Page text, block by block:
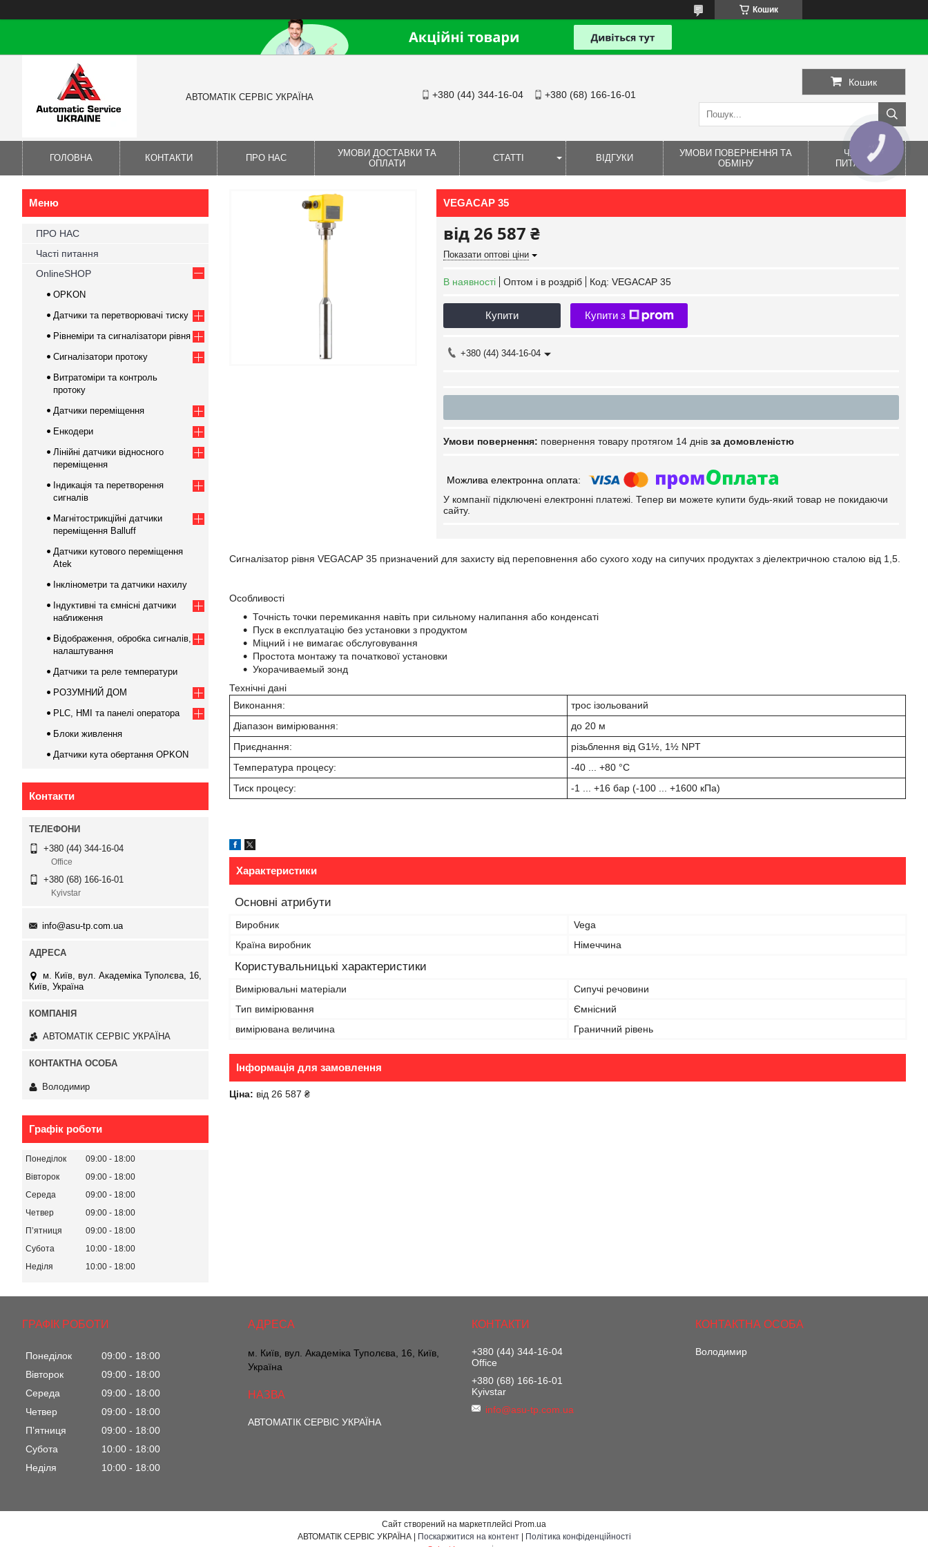
Кошик
АВТОМАТІК СЕРВІС УКРАЇНА +380 (44) 344-16-04 +380 (68) 166-16-01
Кошик
ГОЛОВНА КОНТАКТИ ПРО НАС
УМОВИ ДОСТАВКИ ТА
ОПЛАТИ
СТАТТІ ВІДГУКИ
УМОВИ ПОВЕРНЕННЯ ТА
ОБМІНУ
ЧАСТІ
ПИТАННЯ
VEGACAP 35
від 26 587 ₴
Показати оптові ціни
В наявності Оптом і в роздріб Код: VEGACAP 35
Купити Купити з
+380 (44) 344-16-04
повернення товару протягом 14 днів за домовленістю
У компанії підключені електронні платежі. Тепер ви можете купити будь-який товар не покидаючи
сайту.
Сигналізатор рівня VEGACAP 35 призначений для захисту від переповнення або сухого ходу на сипучих продуктах з діелектричною сталою від 1,5.
Особливості
Точність точки перемикання навіть при сильному налипання або конденсаті
Пуск в експлуатацію без установки з продуктом
Міцний і не вимагає обслуговування
Простота монтажу та початкової установки
Укорачиваемый зонд
Технічні дані
Виконання:
трос ізольований
Діапазон вимірювання:
до 20 м
Приєднання:
різьблення від G1½, 1½ NPT
Температура процесу:
-40 ... +80 °С
Тиск процесу:
-1 ... +16 бар (-100 ... +1600 кПа)
Характеристики
Основні атрибути
Виробник
Vega
Країна виробник
Німеччина
Користувальницькі характеристики
Вимірювальні матеріали
Сипучі речовини
Тип вимірювання
Ємнісний
вимірювана величина
Граничний рівень
Інформація для замовлення
Ціна: від 26 587 ₴
ПРО НАС
Часті питання
OnlineSHOP
OPKON
Датчики та перетворювачі тиску
Рівнеміри та сигналізатори рівня
Сигналізатори протоку
Витратоміри та контроль
протоку
Датчики переміщення
Енкодери
Лінійні датчики відносного
переміщення
Індикація та перетворення
сигналів
Магнітострикційні датчики
переміщення Balluff
Датчики кутового переміщення
Atek
Інклінометри та датчики нахилу
Індуктивні та ємнісні датчики
наближення
Відображення, обробка сигналів,
налаштування
Датчики та реле температури
РОЗУМНИЙ ДОМ
PLC, HMI та панелі оператора
Блоки живлення
Датчики кута обертання OPKON
Контакти
+380 (44) 344-16-04
Office
+380 (68) 166-16-01
Kyivstar
info@asu-tp.com.ua
м. Київ, вул. Академіка Туполєва, 16,
Київ, Україна
АВТОМАТІК СЕРВІС УКРАЇНА
Володимир
Графік роботи
Понеділок 09:00
18:00
Вівторок
09:00
18:00
Середа
09:00
18:00
Четвер
09:00
18:00
Пʼятниця
09:00
18:00
Субота
10:00
18:00
Неділя
10:00 18:00
ГРАФІК РОБОТИ
Понеділок 09:00
18:00
Вівторок
09:00
18:00
Середа
09:00
18:00
Четвер
09:00
18:00
Пʼятниця
09:00
18:00
Субота
10:00
18:00
Неділя
10:00 18:00
м. Київ, вул. Академіка Туполєва, 16, Київ,
Україна
АВТОМАТІК СЕРВІС УКРАЇНА
+380 (44) 344-16-04
Office
+380 (68) 166-16-01
Kyivstar
info@asu-tp.com.ua
Володимир
Сайт створений на маркетплейсі Prom.ua
АВТОМАТІК СЕРВІС УКРАЇНА | Поскаржитися на контент | Політика конфіденційності
КНОПКА
ЗВ'ЯЗКУ